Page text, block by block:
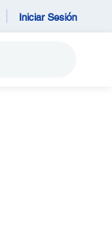
Iniciar Sesión